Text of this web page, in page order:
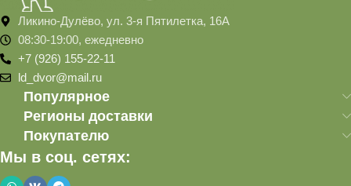
Ликино-Дулёво, ул. 3-я Пятилетка, 16А
08:30-19:00, ежедневно
+7 (926) 155-22-11
ld_dvor@mail.ru
Популярное
Регионы доставки
Покупателю
Мы в соц. сетях: